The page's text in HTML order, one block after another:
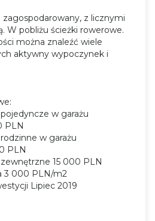
zagospodarowany, z licznymi
W pobliżu ścieżki rowerowe.
można znaleźć wiele
aktywny wypoczynek i
w garażu
PLN
w garażu
PLN
15 000 PLN
3 000 PLN/m2
Lipiec 2019